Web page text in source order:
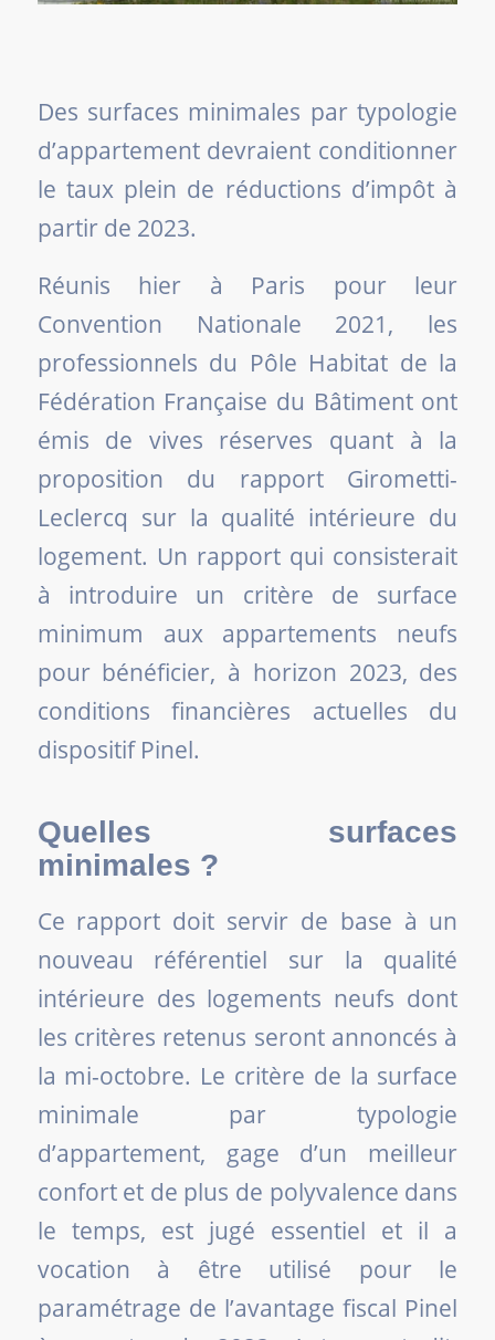
Des surfaces minimales par typologie
d’appartement devraient conditionner
le taux plein de réductions d’impôt à
partir de 2023.
Réunis hier à Paris pour leur
Convention Nationale 2021, les
professionnels du Pôle Habitat de la
Fédération Française du Bâtiment ont
émis de vives réserves quant à la
proposition du rapport Girometti-
Leclercq sur la qualité intérieure du
logement. Un rapport qui consisterait
à introduire un critère de surface
minimum aux appartements neufs
pour bénéficier, à horizon 2023, des
conditions financières actuelles du
dispositif Pinel.
Quelles surfaces
minimales ?
Ce rapport doit servir de base à un
nouveau référentiel sur la qualité
intérieure des logements neufs dont
les critères retenus seront annoncés à
la mi-octobre. Le critère de la surface
minimale par typologie
d’appartement, gage d’un meilleur
confort et de plus de polyvalence dans
le temps, est jugé essentiel et il a
vocation à être utilisé pour le
paramétrage de l’avantage fiscal Pinel